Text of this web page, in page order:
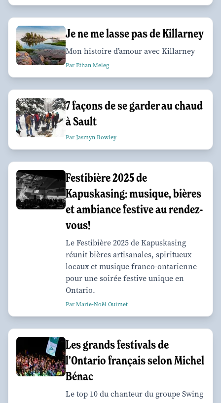
Je ne me lasse pas de Killarney
Mon histoire d’amour avec Killarney
Par Ethan Meleg
7 façons de se garder au chaud
à Sault
Par Jasmyn Rowley
Festibière 2025 de
Kapuskasing: musique, bières
et ambiance festive au rendez-
vous!
Le Festibière 2025 de Kapuskasing
réunit bières artisanales, spiritueux
locaux et musique franco-ontarienne
pour une soirée festive unique en
Ontario.
Par Marie-Noël Ouimet
Les grands festivals de
l’Ontario français selon Michel
Bénac
Le top 10 du chanteur du groupe Swing